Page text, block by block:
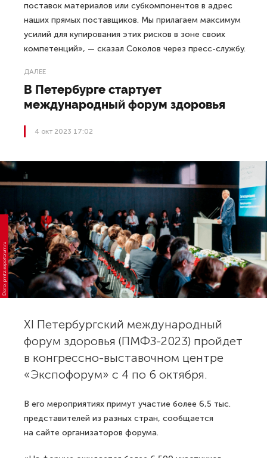
поставок материалов или субкомпонентов в адрес
наших прямых поставщиков. Мы прилагаем максимум
усилий для купирования этих рисков в зоне своих
компетенций», — сказал Соколов через пресс-службу.
ДАЛЕЕ
В Петербурге стартует
международный форум здоровья
4 окт 2023 17:02
Фото: pmfz.expoforum.ru
XI Петербургский международный
форум здоровья (ПМФЗ-2023) пройдет
в конгрессно-выставочном центре
«Экспофорум» с 4 по 6 октября.
В его мероприятиях примут участие более 6,5 тыс.
представителей из разных стран, сообщается
на сайте организаторов форума.